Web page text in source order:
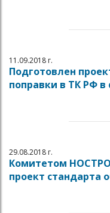
11.09.2018 г.
Подготовлен
поправки в ТК РФ в
29.08.2018 г.
Комитетом
проект стандарта